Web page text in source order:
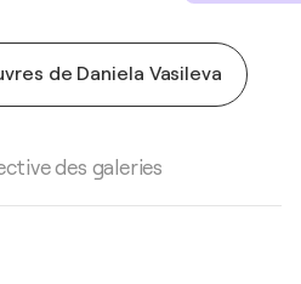
de Daniela Vasileva
des galeries